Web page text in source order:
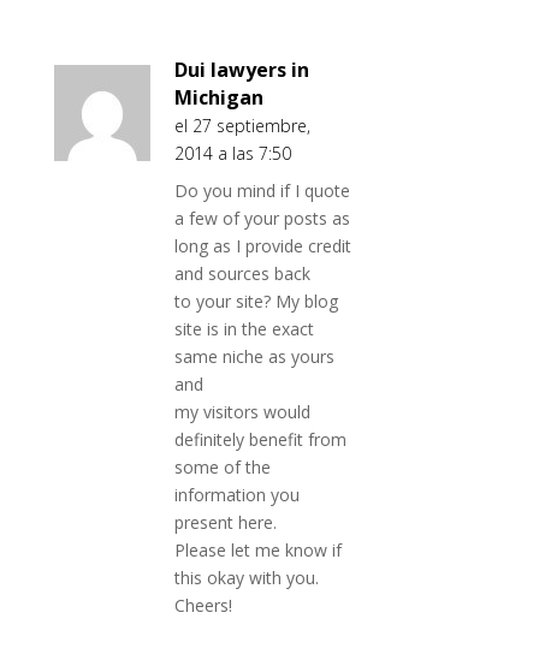
Dui lawyers in
Michigan
el 27 septiembre,
2014 a las 7:50
Do you mind if I quote
a few of your posts as
long as I provide credit
and sources back
to your site? My blog
site is in the exact
same niche as yours
and
my visitors would
definitely benefit from
some of the
information you
present here.
Please let me know if
this okay with you.
Cheers!